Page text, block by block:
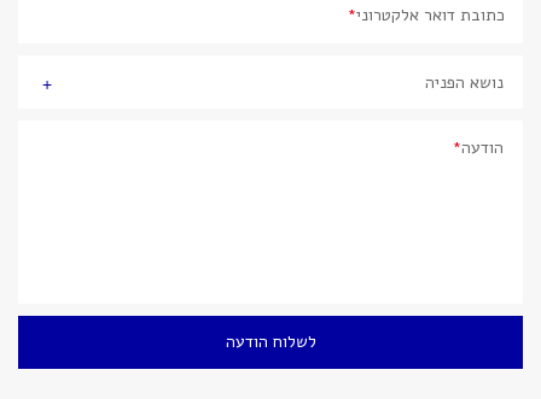
כתובת דואר אלקטרוני*
נושא הפניה
undefined
הודעה*